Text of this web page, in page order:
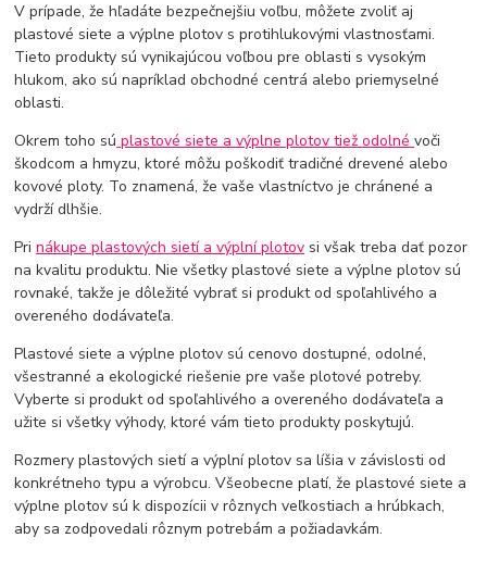
V prípade, že hľadáte bezpečnejšiu voľbu, môžete zvoliť aj
plastové siete a výplne plotov s protihlukovými vlastnosťami.
Tieto produkty sú vynikajúcou voľbou pre oblasti s vysokým
hlukom, ako sú napríklad obchodné centrá alebo priemyselné
oblasti.
Okrem toho sú plastové siete a výplne plotov tiež odolnévoči
škodcom a hmyzu, ktoré môžu poškodiť tradičné drevené alebo
kovové ploty. To znamená, že vaše vlastníctvo je chránené a
vydrží dlhšie.
Prinákupe plastových sietí a výplní plotov si však treba dať pozor
na kvalitu produktu. Nie všetky plastové siete a výplne plotov sú
rovnaké, takže je dôležité vybrať si produkt od spoľahlivého a
overeného dodávateľa.
Plastové siete a výplne plotov sú cenovo dostupné, odolné,
všestranné a ekologické riešenie pre vaše plotové potreby.
Vyberte si produkt od spoľahlivého a overeného dodávateľa a
užite si všetky výhody, ktoré vám tieto produkty poskytujú.
Rozmery plastových sietí a výplní plotov sa líšia v závislosti od
konkrétneho typu a výrobcu. Všeobecne platí, že plastové siete a
výplne plotov sú k dispozícii v rôznych veľkostiach a hrúbkach,
aby sa zodpovedali rôznym potrebám a požiadavkám.